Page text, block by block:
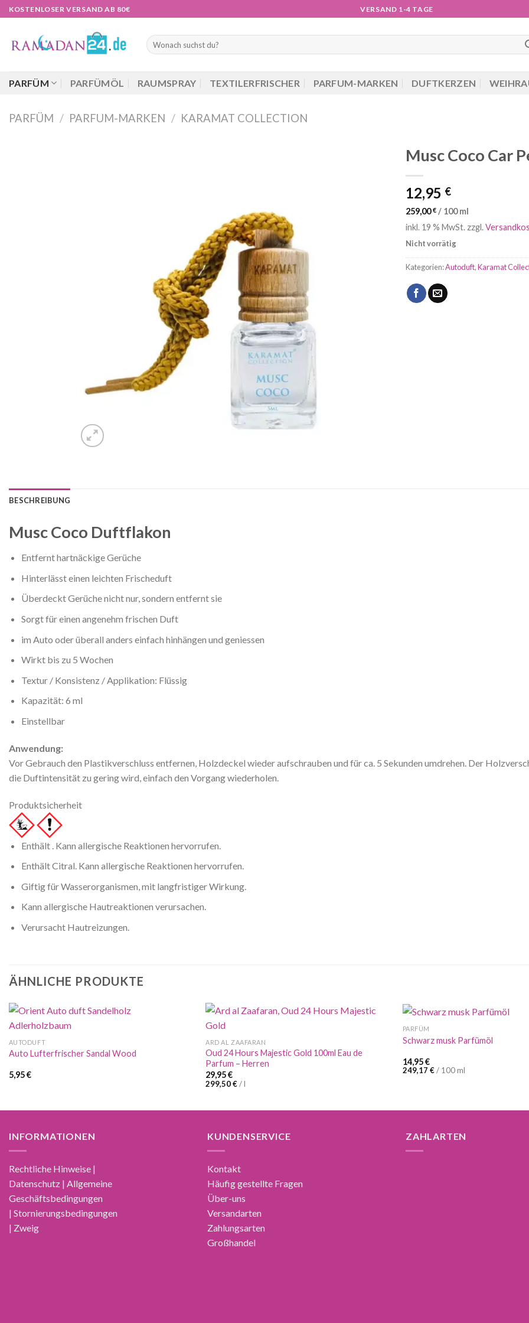
Zum
Inhalt
KOSTENLOSER VERSAND AB 80€ VERSAND 1-4 TAGE
Suchen
nach:
PARFÜM PARFÜMÖL RAUMSPRAY TEXTILERFRISCHER PARFUM-MARKEN DUFTKERZEN
PARFÜM / PARFUM-MARKEN / KARAMAT COLLECTION
Musc Coco Car
12,95 €
259,00€ / 100 ml
inkl. 19 % MwSt. zzgl.
Nicht vorrätig
Kategorien:Autoduft,Karamat
BESCHREIBUNG
Musc Coco Duftflakon
Entfernt hartnäckige Gerüche
Hinterlässt einen leichten Frischeduft
Überdeckt Gerüche nicht nur, sondern entfernt sie
Sorgt für einen angenehm frischen Duft
im Auto oder überall anders einfach hinhängen und geniessen
Wirkt bis zu 5 Wochen
Textur / Konsistenz / Applikation: Flüssig
Kapazität: 6 ml
Einstellbar
Anwendung:
Vor Gebrauch den Plastikverschluss entfernen, Holzdeckel wieder aufschrauben und für ca. 5 Sekunden umdrehen. Der
die Duftintensität zu gering wird, einfach den Vorgang wiederholen.
Produktsicherheit
Enthält . Kann allergische Reaktionen hervorrufen.
Enthält Citral. Kann allergische Reaktionen hervorrufen.
Giftig für Wasserorganismen, mit langfristiger Wirkung.
Kann allergische Hautreaktionen verursachen.
Verursacht Hautreizungen.
ÄHNLICHE PRODUKTE
AUTODUFT
Auto Lufterfrischer Sandal Wood
5,95€
ARD AL ZAAFARAN
Oud 24 Hours Majestic Gold 100ml Eau de
Parfum – Herren
29,95€
299,50€/l
PARFÜM
Schwarz musk Parfümöl
14,95€
249,17 €/ 100 ml
INFORMATIONEN
Rechtliche Hinweise |
Datenschutz | Allgemeine
Geschäftsbedingungen
| Stornierungsbedingungen
| Zweig
KUNDENSERVICE
Kontakt
Häufig gestellte Fragen
Über-uns
Versandarten
Zahlungsarten
Großhandel
ZAHLARTEN